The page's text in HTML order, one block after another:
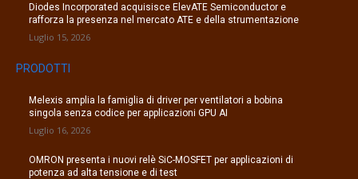
Diodes Incorporated acquisisce ElevATE Semiconductor e
rafforza la presenza nel mercato ATE e della strumentazione
Luglio 15, 2026
PRODOTTI
Melexis amplia la famiglia di driver per ventilatori a bobina
singola senza codice per applicazioni GPU AI
Luglio 16, 2026
OMRON presenta i nuovi relè SiC-MOSFET per applicazioni di
potenza ad alta tensione e di test